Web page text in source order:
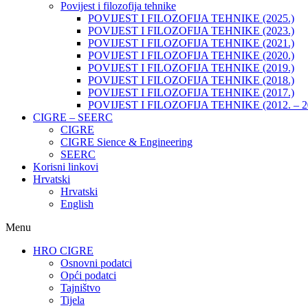
Povijest i filozofija tehnike
POVIJEST I FILOZOFIJA TEHNIKE (2025.)
POVIJEST I FILOZOFIJA TEHNIKE (2023.)
POVIJEST I FILOZOFIJA TEHNIKE (2021.)
POVIJEST I FILOZOFIJA TEHNIKE (2020.)
POVIJEST I FILOZOFIJA TEHNIKE (2019.)
POVIJEST I FILOZOFIJA TEHNIKE (2018.)
POVIJEST I FILOZOFIJA TEHNIKE (2017.)
POVIJEST I FILOZOFIJA TEHNIKE (2012. –
CIGRE – SEERC
CIGRE
CIGRE Sience & Engineering
SEERC
Korisni linkovi
Hrvatski
Hrvatski
English
Menu
HRO CIGRE
Osnovni podatci​
Opći podatci
Tajništvo
Tijela